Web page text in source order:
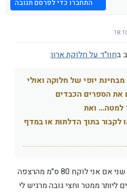
התחברו כדי לפרסם תגובה
בחוו"ד על חלוקת ארון:
יופי של חלוקה ואולי
את הספרים הכבדים
למטה... ואת
לקבור בתוך הדלתות או במדף
עקרונית אתה צודק, מצד שני אם אני לוקח 80 ס"מ מהרצפה
ליותר ממטר וחצי גובה מרגיש לי